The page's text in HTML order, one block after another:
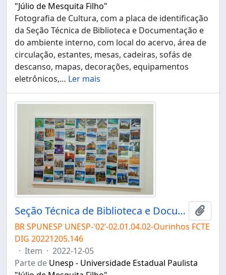
"Júlio de Mesquita Filho"
Fotografia de Cultura, com a placa de identificação
da Seção Técnica de Biblioteca e Documentação e
do ambiente interno, com local do acervo, área de
circulação, estantes, mesas, cadeiras, sofás de
descanso, mapas, decorações, equipamentos
eletrônicos,… Ler mais
Seção Técnica de Biblioteca e Documentação do Campus de Ourinhos
BR SPUNESP UNESP-'02’-02.01.04.02-Ourinhos FCTE
DIG 20221205.146
· Item · 2022-12-05
Parte de Unesp - Universidade Estadual Paulista